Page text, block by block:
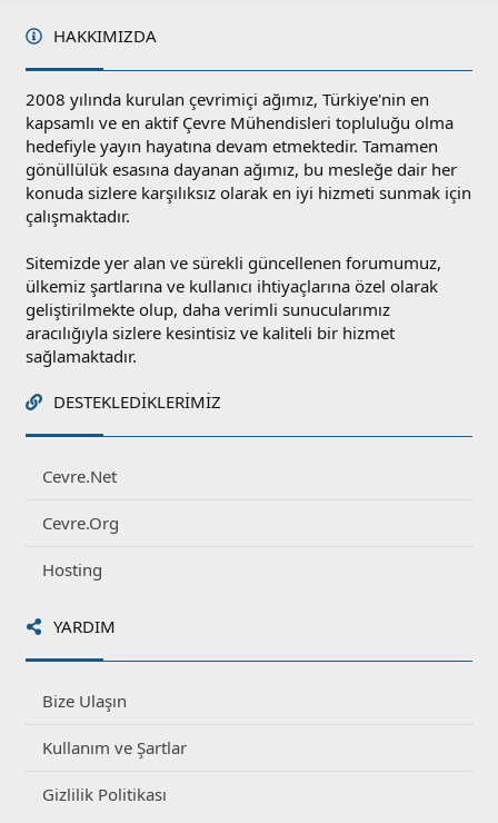
HAKKIMIZDA
2008 yılında kurulan çevrimiçi ağımız, Türkiye'nin en
kapsamlı ve en aktif Çevre Mühendisleri topluluğu olma
hedefiyle yayın hayatına devam etmektedir. Tamamen
gönüllülük esasına dayanan ağımız, bu mesleğe dair her
konuda sizlere karşılıksız olarak en iyi hizmeti sunmak için
çalışmaktadır.
Sitemizde yer alan ve sürekli güncellenen forumumuz,
ülkemiz şartlarına ve kullanıcı ihtiyaçlarına özel olarak
geliştirilmekte olup, daha verimli sunucularımız
aracılığıyla sizlere kesintisiz ve kaliteli bir hizmet
sağlamaktadır.
DESTEKLEDIKLERIMIZ
Cevre.Net
Cevre.Org
Hosting
YARDIM
Bize Ulaşın
Kullanım ve Şartlar
Gizlilik Politikası